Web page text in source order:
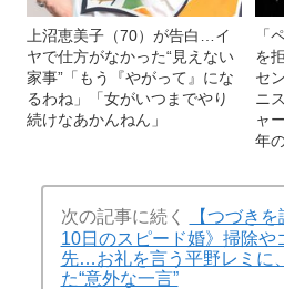
上沼恵美子（70）が告白…イ
ヤで仕方がなかった“見えない
家事”「もう『やがって』にな
るわね」「女がいつまでやり
続けなあかんねん」
「
を
セ
ニ
ャ
年
次の記事に続く
【つづき
10日のスピード婚》掃除や
先…お礼を言う平野レミに
た“意外な一言”